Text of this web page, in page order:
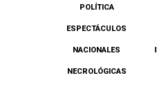
POLÍTICA
ESPECTÁCULOS
NACIONALES
NECROLÓGICAS